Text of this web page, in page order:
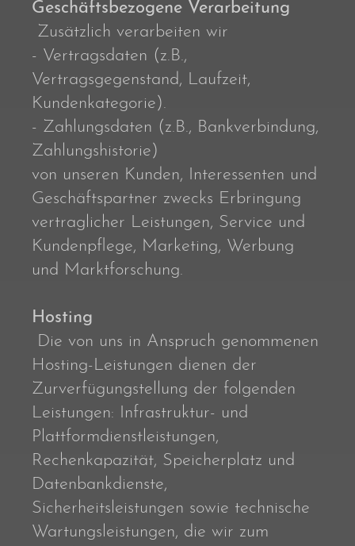
Geschäftsbezogene Verarbeitung
Zusätzlich verarbeiten wir
- Vertragsdaten (z.B.,
Vertragsgegenstand, Laufzeit,
Kundenkategorie).
- Zahlungsdaten (z.B., Bankverbindung,
Zahlungshistorie)
von unseren Kunden, Interessenten und
Geschäftspartner zwecks Erbringung
vertraglicher Leistungen, Service und
Kundenpflege, Marketing, Werbung
und Marktforschung.
Hosting
Die von uns in Anspruch genommenen
Hosting-Leistungen dienen der
Zurverfügungstellung der folgenden
Leistungen: Infrastruktur- und
Plattformdienstleistungen,
Rechenkapazität, Speicherplatz und
Datenbankdienste,
Sicherheitsleistungen sowie technische
Wartungsleistungen, die wir zum